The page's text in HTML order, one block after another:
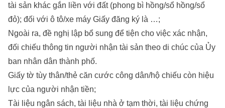
tài sản khác gắn liền với đất (phong bì hồng/sổ hồng/sổ
đỏ); đối với ô tô/xe máy Giấy đăng ký là …;
Ngoài ra, đề nghị lập bổ sung để tiện cho việc xác nhận,
đối chiếu thông tin người nhận tài sản theo di chúc của Ủy
ban nhân dân thành phố.
Giấy tờ tùy thân/thẻ căn cước công dân/hộ chiếu còn hiệu
lực của người nhận tiền;
Tài liệu ngân sách, tài liệu nhà ở tạm thời, tài liệu chứng